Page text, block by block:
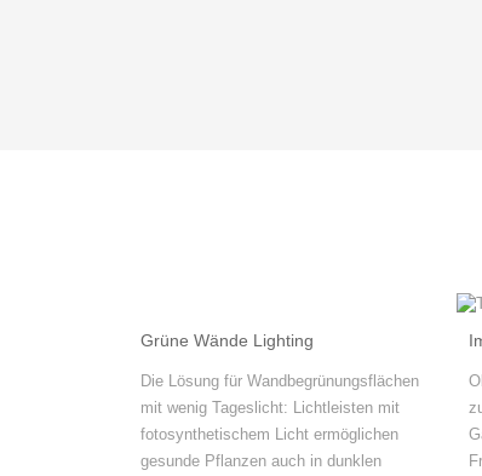
Grüne Wände Lighting
Die Lösung für Wandbegrünungsflächen
mit wenig Tageslicht: Lichtleisten mit
fotosynthetischem Licht ermöglichen
gesunde Pflanzen auch in dunklen